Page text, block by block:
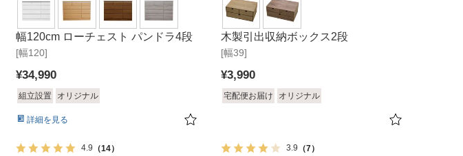
[幅120]
幅120cm ローチェスト パンドラ4段
¥34,990
組立設置 オリジナル
詳細を見る
4.9 （14）
[幅39]
木製引出収納ボックス2段
¥3,990
宅配便お届け オリジナル
3.9 （7）